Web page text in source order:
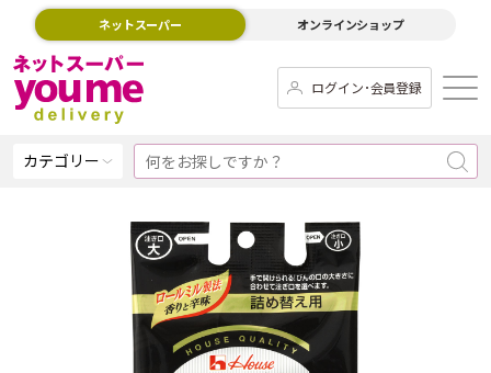
ネットスーパー オンラインショップ
ログイン･会員登録
カテゴリー